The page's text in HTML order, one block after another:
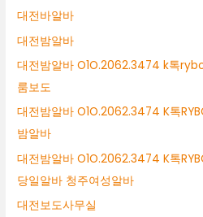
대전바알바
대전밤알바
대전밤알바 O1O.2062.3474 k톡
룸보도
대전밤알바 O1O.2062.3474 K톡
밤알바
대전밤알바 O1O.2062.3474 K톡
당일알바 청주여성알바
대전보도사무실